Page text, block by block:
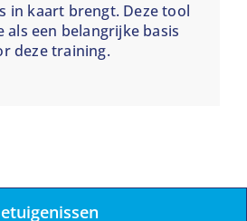
in kaart brengt. Deze tool
als een belangrijke basis
deze training.